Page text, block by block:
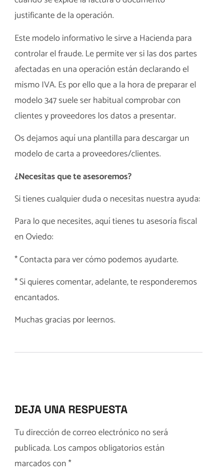
justificante de la operación.
Este modelo informativo le sirve a Hacienda para
controlar el fraude. Le permite ver si las dos partes
afectadas en una operación están declarando el
mismo IVA. Es por ello que a la hora de preparar el
modelo 347 suele ser habitual comprobar con
clientes y proveedores los datos a presentar.
Os dejamos aquí una plantilla para descargar un
modelo de carta a proveedores/clientes.
¿Necesitas que te asesoremos?
Si tienes cualquier duda o necesitas nuestra ayuda:
Para lo que necesites, aquí tienes tu asesoría fiscal
en Oviedo:
*Contacta para ver cómo podemos ayudarte.
* Si quieres comentar, adelante, te responderemos
encantados.
Muchas gracias por leernos.
DEJA UNA RESPUESTA
Tu dirección de correo electrónico no será
publicada.Los campos obligatorios están
marcados con*